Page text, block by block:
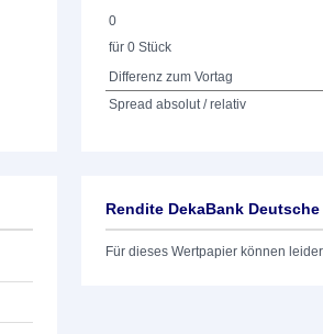
0
für 0 Stück
Differenz zum Vortag
Spread absolut / relativ
Rendite DekaBank
Für dieses Wertpapier können